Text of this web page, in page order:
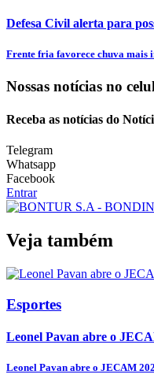
Defesa Civil alerta para
Frente fria favorece chuva mais
Nossas notícias no
Receba as notícias do
Telegram
Whatsapp
Facebook
Entrar
Veja também
Esportes
Leonel Pavan abre o
Leonel Pavan abre o JECAM